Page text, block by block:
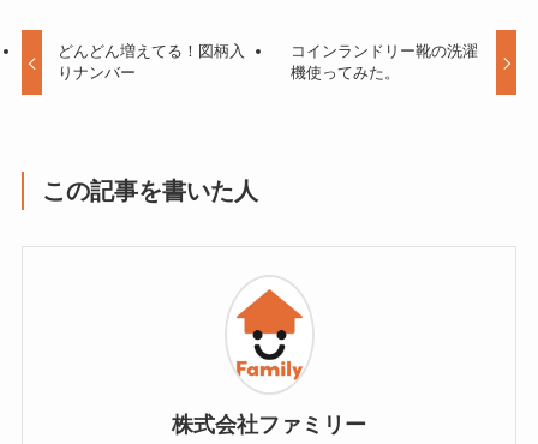
どんどん増えてる！図柄入
りナンバー
コインランドリー靴の洗濯
機使ってみた。
この記事を書いた人
株式会社ファミリー